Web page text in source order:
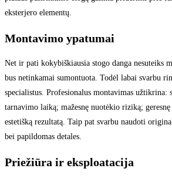
eksterjero elementų.
Montavimo ypatumai
Net ir pati kokybiškiausia stogo danga nesuteiks
bus netinkamai sumontuota. Todėl labai svarbu
specialistus. Profesionalus montavimas užtikrina:
tarnavimo laiką; mažesnę nuotėkio riziką; geresnę
estetišką rezultatą. Taip pat svarbu naudoti
bei papildomas detales.
Priežiūra ir eksploatacija